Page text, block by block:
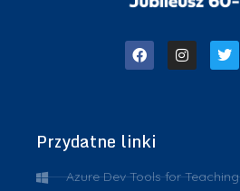
Przydatne linki
Azure Dev Tools for Teaching